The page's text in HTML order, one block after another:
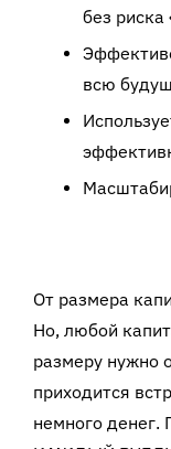
без риска
всю
От размера
Но, любой
размеру нужно
приходится
немного денег.